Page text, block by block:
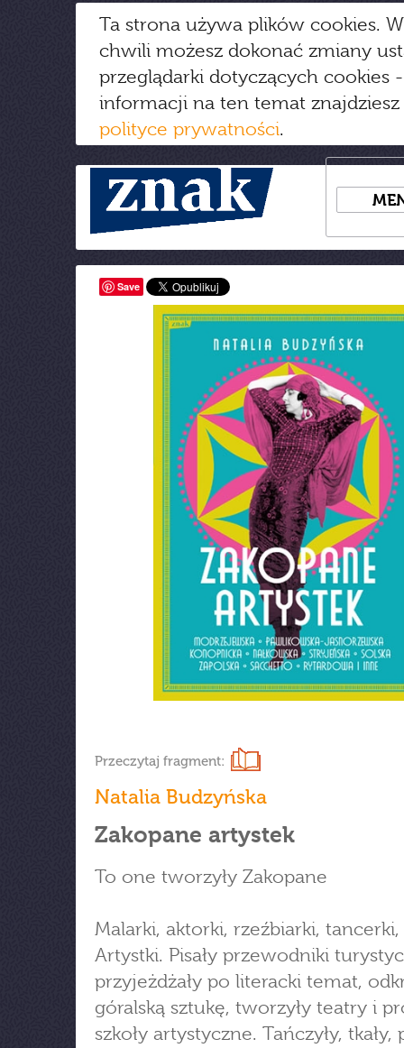
Ta strona używa plików cookies.
chwili możesz dokonać zmiany
przeglądarki dotyczących cookies
informacji na ten temat
polityce prywatności.
Save
Przeczytaj fragment:
Natalia Budzyńska
Zakopane artystek
To one tworzyły Zakopane
Malarki, aktorki, rzeźbiarki,
Artystki. Pisały przewodniki
przyjeżdżały po literacki temat,
góralską sztukę, tworzyły teatry i
szkoły artystyczne. Tańczyły, tkały,